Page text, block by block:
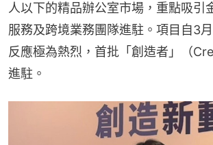
人以下的精品辦公室市場，重點吸引
服務及跨境業務團隊進駐。項目自3
反應極為熱烈，首批「創造者」（
進駐。